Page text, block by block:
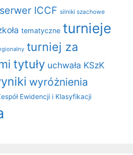
serwer ICCF silniki szachowe
tematyczne turnieje
turniej za
tytuły uchwała KSzK
wyróżnienia
Ewidencji i Klasyfikacji